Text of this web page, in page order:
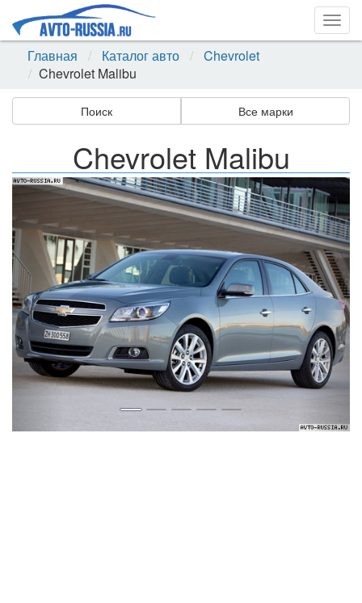
Главная
Каталог авто
Chevrolet
Chevrolet Malibu
Поиск Все марки
Chevrolet Malibu
Назад